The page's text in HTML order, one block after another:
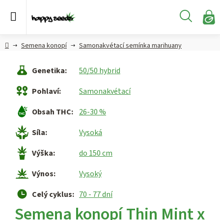
Hledat
Semena
CBD,
CBG a
HHC
konopí
Konopné
produkty
Hašiš
Kratom
HlavníSemena konopí Samonakvétací semínka marihuany
Semena konopí Thin Mint x
Genetika:
50/50 hybrid
Pohlaví:
Samonakvétací
Obsah THC: 26-30 %
Síla:
Vysoká
Výška:
do 150 cm
Výnos:
Vysoký
Celý cyklus: 70 - 77 dní